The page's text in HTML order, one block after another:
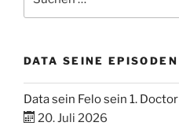
nach:
DATA SEINE EPISODEN
Data sein Felo sein 1. Doctor
20. Juli 2026